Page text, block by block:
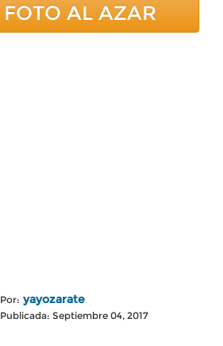
FOTO AL AZAR
Por: yayozarate
Publicada: Septiembre 04, 2017